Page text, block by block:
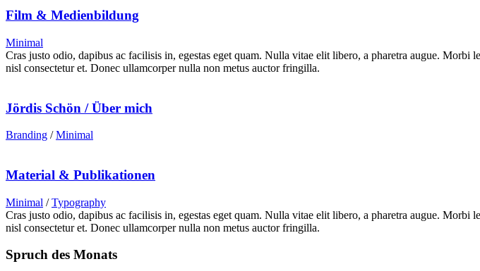
Film & Medienbildung
Minimal
Cras justo odio, dapibus ac facilisis in, egestas eget quam. Nulla vitae elit libero, a pharetra augue. Morbi
nisl consectetur et. Donec ullamcorper nulla non metus auctor fringilla.
Jördis Schön / Über mich
Branding / Minimal
Material & Publikationen
Minimal / Typography
Cras justo odio, dapibus ac facilisis in, egestas eget quam. Nulla vitae elit libero, a pharetra augue. Morbi
nisl consectetur et. Donec ullamcorper nulla non metus auctor fringilla.
Spruch des Monats